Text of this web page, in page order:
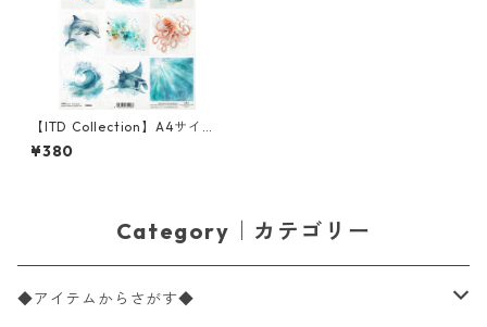
【ITD Collection】A4サイズ
ライスペーパー R2856 デコパ
ージュ
¥380
Category｜カテゴリー
◆アイテムからさがす◆